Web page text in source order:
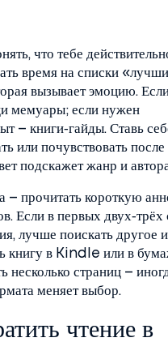
что тебе
время на списки
вызывает эмоцию.
мемуары; если нужен
– книги‑гайды. Ставь
или почувствовать после
подскажет жанр и
– прочитать короткую
Если в первых двух‑трёх
лучше поискать другое
книгу в Kindle или в
несколько страниц –
меняет выбор.
чтение в